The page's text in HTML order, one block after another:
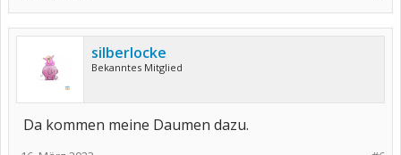
silberlocke
Bekanntes Mitglied
Da kommen meine Daumen dazu.